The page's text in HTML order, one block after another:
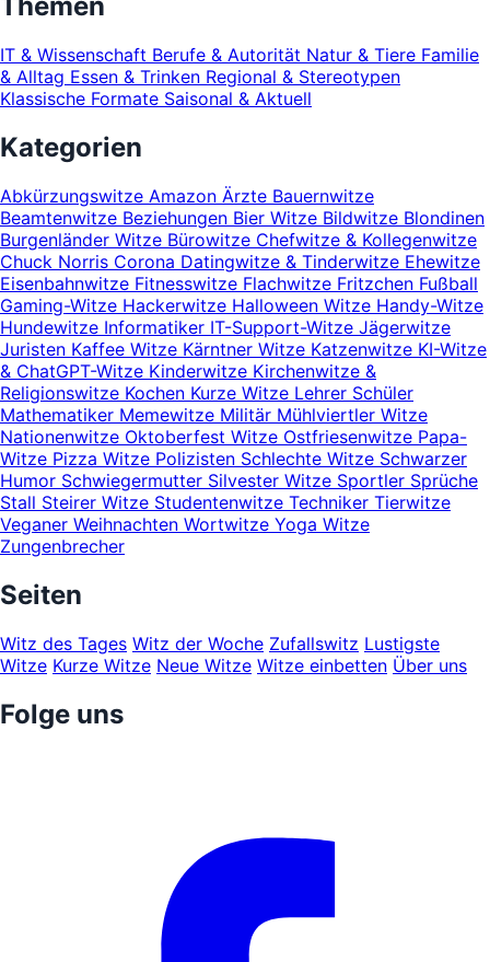
Themen
IT & Wissenschaft Berufe & Autorität Natur & Tiere Familie
& Alltag Essen & Trinken Regional & Stereotypen
Klassische Formate Saisonal & Aktuell
Kategorien
Abkürzungswitze Amazon Ärzte Bauernwitze
Beamtenwitze Beziehungen Bier Witze Bildwitze Blondinen
Burgenländer Witze Bürowitze Chefwitze & Kollegenwitze
Chuck Norris Corona Datingwitze & Tinderwitze Ehewitze
Eisenbahnwitze Fitnesswitze Flachwitze Fritzchen Fußball
Gaming-Witze Hackerwitze Halloween Witze Handy-Witze
Hundewitze Informatiker IT-Support-Witze Jägerwitze
Juristen Kaffee Witze Kärntner Witze Katzenwitze KI-Witze
& ChatGPT-Witze Kinderwitze Kirchenwitze &
Religionswitze Kochen Kurze Witze Lehrer Schüler
Mathematiker Memewitze Militär Mühlviertler Witze
Nationenwitze Oktoberfest Witze Ostfriesenwitze Papa-
Witze Pizza Witze Polizisten Schlechte Witze Schwarzer
Humor Schwiegermutter Silvester Witze Sportler Sprüche
Stall Steirer Witze Studentenwitze Techniker Tierwitze
Veganer Weihnachten Wortwitze Yoga Witze
Zungenbrecher
Seiten
Witz des Tages Witz der Woche Zufallswitz Lustigste
Witze Kurze Witze Neue Witze Witze einbetten Über uns
Folge uns